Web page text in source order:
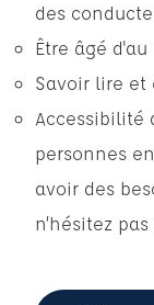
des
Être âgé d'au
Savoir lire et
Accessibilité
personnes
avoir des
n’hésitez